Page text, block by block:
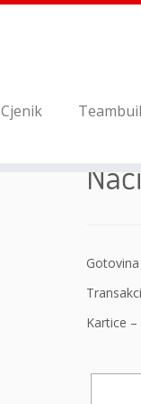
Cjenik
Gotovina
Kartice